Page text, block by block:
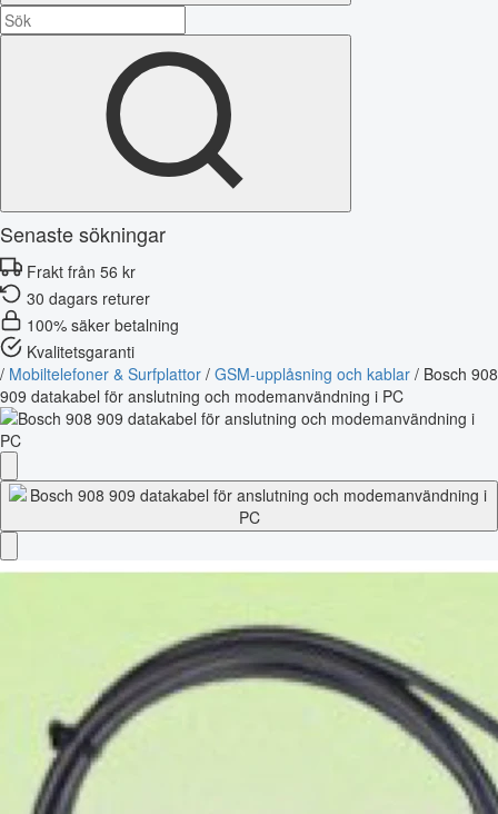
Senaste sökningar
Frakt från 56 kr
30 dagars returer
100% säker betalning
Kvalitetsgaranti
/ Mobiltelefoner & Surfplattor / GSM-upplåsning och kablar / Bosch 908
909 datakabel för anslutning och modemanvändning i PC